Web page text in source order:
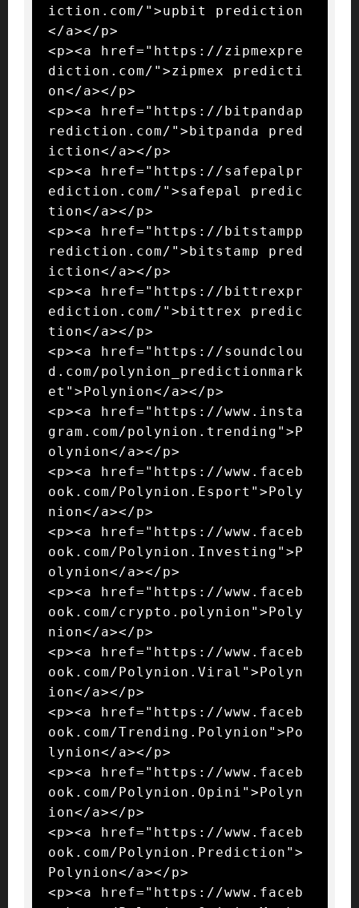
iction.com/">upbit prediction
</a></p>
<p><a href="https://zipmexpre
diction.com/">zipmex predicti
on</a></p>
<p><a href="https://bitpandap
rediction.com/">bitpanda pred
iction</a></p>
<p><a href="https://safepalpr
ediction.com/">safepal predic
tion</a></p>
<p><a href="https://bitstampp
rediction.com/">bitstamp pred
iction</a></p>
<p><a href="https://bittrexpr
ediction.com/">bittrex predic
tion</a></p>
<p><a href="https://soundclou
d.com/polynion_predictionmark
et">Polynion</a></p>
<p><a href="https://www.insta
gram.com/polynion.trending">P
olynion</a></p>
<p><a href="https://www.faceb
ook.com/Polynion.Esport">Poly
nion</a></p>
<p><a href="https://www.faceb
ook.com/Polynion.Investing">P
olynion</a></p>
<p><a href="https://www.faceb
ook.com/crypto.polynion">Poly
nion</a></p>
<p><a href="https://www.faceb
ook.com/Polynion.Viral">Polyn
ion</a></p>
<p><a href="https://www.faceb
ook.com/Trending.Polynion">Po
lynion</a></p>
<p><a href="https://www.faceb
ook.com/Polynion.Opini">Polyn
ion</a></p>
<p><a href="https://www.faceb
ook.com/Polynion.Prediction">
Polynion</a></p>
<p><a href="https://www.faceb